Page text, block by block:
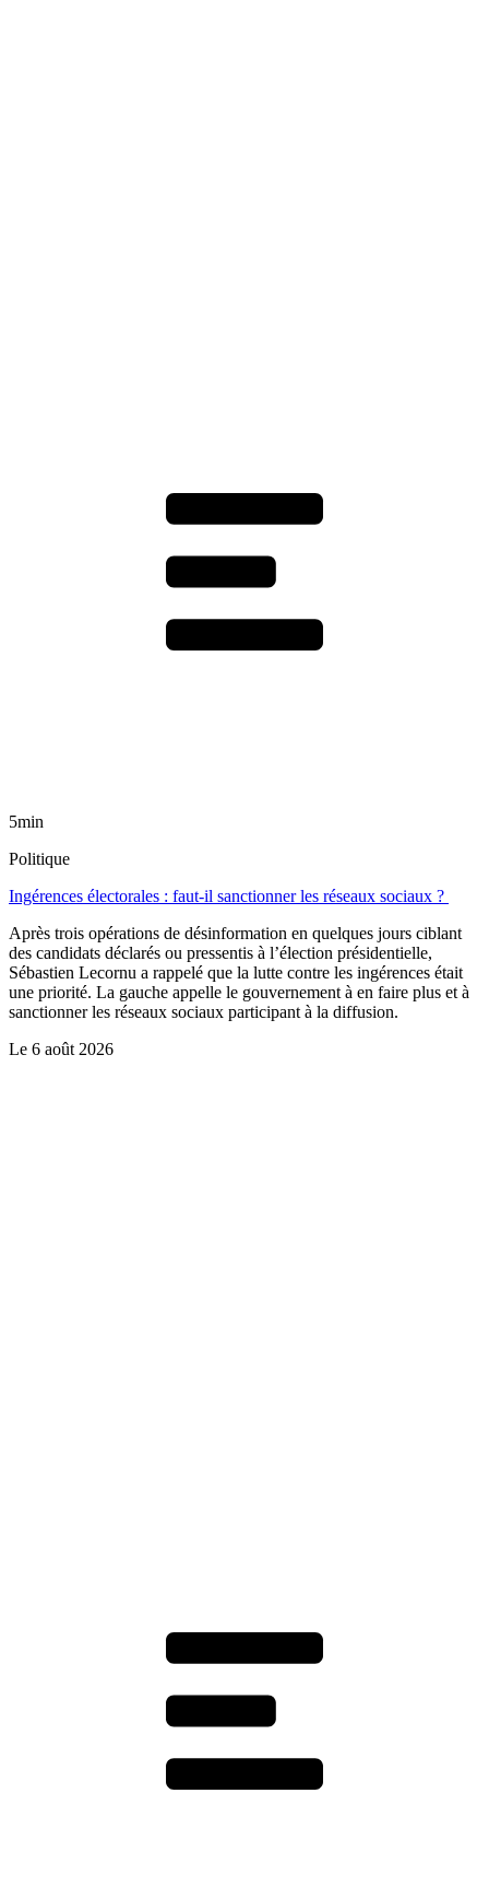
5min
Politique
Ingérences électorales : faut-il sanctionner les réseaux sociaux ?
Après trois opérations de désinformation en quelques jours ciblant
des candidats déclarés ou pressentis à l’élection présidentielle,
Sébastien Lecornu a rappelé que la lutte contre les ingérences était
une priorité. La gauche appelle le gouvernement à en faire plus et à
sanctionner les réseaux sociaux participant à la diffusion.
Le 6 août 2026